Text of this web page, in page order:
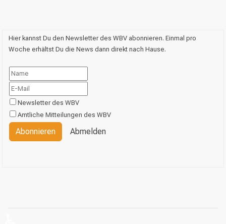
Hier kannst Du den Newsletter des WBV abonnieren. Einmal pro
Woche erhältst Du die News dann direkt nach Hause.
Newsletter des WBV
Amtliche Mitteilungen des WBV
Abonnieren Abmelden